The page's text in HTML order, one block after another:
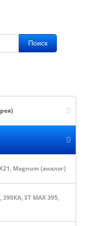
Поиск
Magnum (аналог)
ST MAX 395,